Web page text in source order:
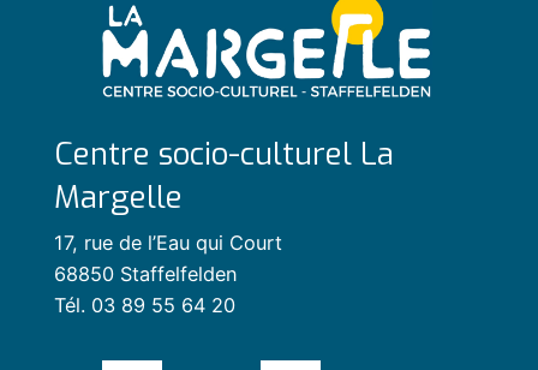
Centre socio-culturel La
Margelle
17, rue de l’Eau qui Court
68850 Staffelfelden
Tél. 03 89 55 64 20